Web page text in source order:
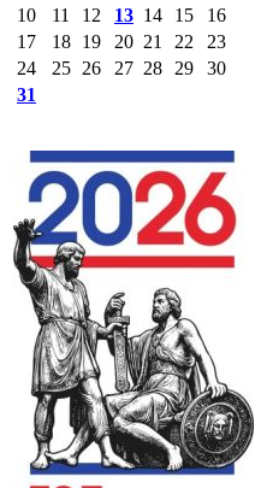
10
11 12 13 14 15
16
17
18 19 20 21 22
23
24
25 26 27 28 29
30
31